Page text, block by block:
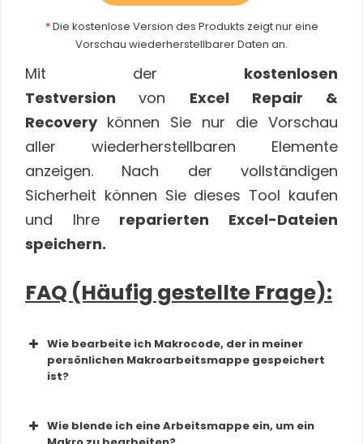
*Die kostenlose Version des Produkts zeigt nur eine
Vorschau wiederherstellbarer Daten an.
Mit der kostenlosen
Testversionvon Excel Repair &
Recovery können Sie nur die Vorschau
aller wiederherstellbaren Elemente
anzeigen. Nach der vollständigen
Sicherheit können Sie dieses Tool kaufen
und Ihre reparierten Excel-Dateien
speichern.
FAQ (Häufig gestellte Frage):
Wie bearbeite ich Makrocode, der in meiner
persönlichen Makroarbeitsmappe gespeichert
ist?
Wie blende ich eine Arbeitsmappe ein, um ein